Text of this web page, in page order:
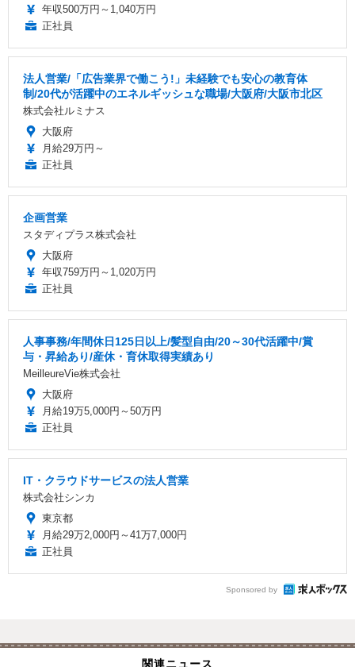
年収500万円～1,040万円
正社員
法人営業/「広告業界で働こう!」未経験でも安心の教育体
制/20代が活躍中のエネルギッシュな職場/大阪府/大阪市北区
株式会社ルミナス
大阪府
月給29万円～
正社員
企画営業
スタディプラス株式会社
大阪府
年収759万円～1,020万円
正社員
人事事務/年間休日125日以上/髪型自由/20～30代活躍中/賞
与・昇給あり/産休・育休取得実績あり
MeilleureVie株式会社
大阪府
月給19万5,000円～50万円
正社員
IT・クラウドサービスの法人営業
株式会社シンカ
東京都
月給29万2,000円～41万7,000円
正社員
Sponsored by
関連ニュース